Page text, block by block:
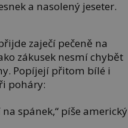
a nasolený jeseter.
zaječí pečeně na
zákusek nesmí chybět
Popíjejí přitom bílé i
poháry:
spánek,“ píše americký